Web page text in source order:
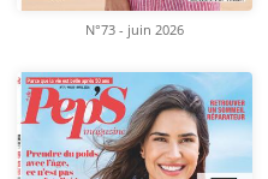
N°73 - juin 2026